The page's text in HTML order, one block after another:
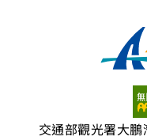
交通部觀光署大